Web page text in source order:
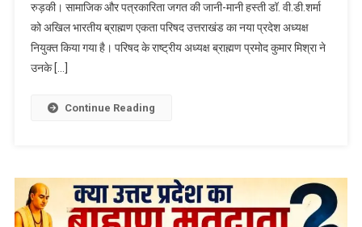
एकता
परिषद
ने
सौंपी
की
कमान
रुड़की। सामाजिक और पत्रकारिता जगत की जानी-मानी हस्ती डॉ. वी.डी.शर्मा
को अखिल भारतीय ब्राह्मण एकता परिषद उत्तराखंड का नया प्रदेश अध्यक्ष
नियुक्त किया गया है। परिषद के राष्ट्रीय अध्यक्ष ब्राह्मण प्रमोद कुमार मिश्रा ने
उनके […]
Continue Reading